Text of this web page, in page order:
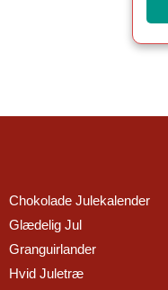
Chokolade Julekalender
Glædelig Jul
Granguirlander
Hvid Juletræ